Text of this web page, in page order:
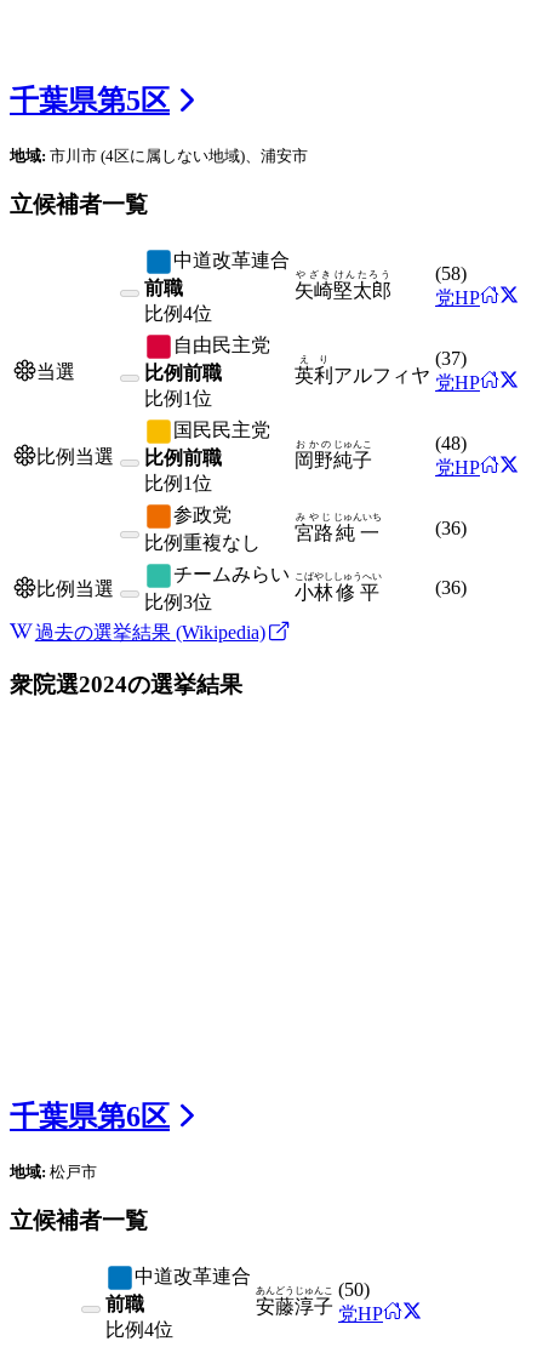
千葉県第5区
地域: 市川市 (4区に属しない地域) 、浦安市
立候補者一覧
中道改革連合
前職
比例4位
矢崎
やざき
堅太郎
けんたろう (58)
党HP
当選
自由民主党
比例前職
比例 1位
英利
えり
アルフィヤ
(37)
党HP
比例当選
国民民主党
比例前職
比例 1位
岡野
おかの
純子
じゅんこ (48)
党HP
参政党
比例重複なし 宮路
みやじ
純一
じゅんいち
(36)
比例当選
チームみらい
比例3位 小林
こばやし
修平
しゅうへい
(36)
過去の選挙結果 (Wikipedia)
衆院選2024の選挙結果
千葉県第6区
地域: 松戸市
立候補者一覧
中道改革連合
前職
比例4位
安藤
あんどう
淳子
じゅんこ (50)
党HP